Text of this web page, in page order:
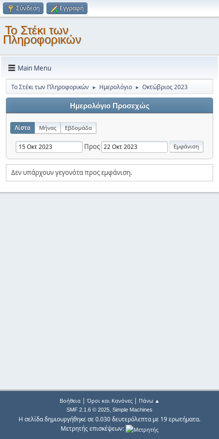
Σύνδεση Εγγραφή
Το Στέκι των
Πληροφορικών
Main Menu
Το Στέκι των Πληροφορικών ► Ημερολόγιο ► Οκτώβριος 2023
Ημερολόγιο Προσεχώς
Λίστα Μήνας Εβδομάδα
Προς
Δεν υπάρχουν γεγονότα προς εμφάνιση.
Βοήθεια| Όροι και Κανόνες| Πάνω ▲
SMF 2.1.6 © 2025, Simple Machines
Η σελίδα δημιουργήθηκε σε 0.030 δευτερόλεπτα με 19 ερωτήματα.
Μετρητής επισκέψεων: